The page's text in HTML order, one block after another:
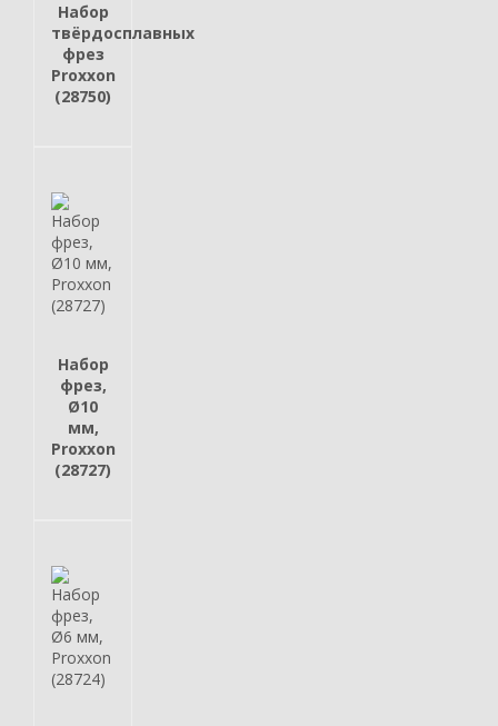
Набор
твёрдосплавных
фрез
Proxxon
(28750)
Набор
фрез,
Ø10
мм,
Proxxon
(28727)